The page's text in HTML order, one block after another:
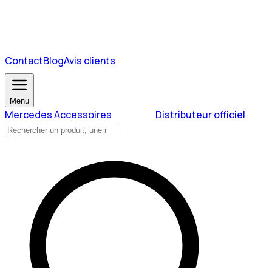
ContactBlogAvis clients
Menu
Mercedes Accessoires Distributeur officiel